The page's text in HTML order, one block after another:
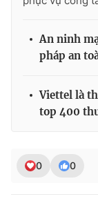
Ðiện thoại Thời
Liên hệ quảng
An ninh
pháp an
Viettel là
top 400
0 0